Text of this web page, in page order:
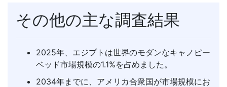
その他の主な調査結果
2025年、エジプトは世界のモダンなキャノピー
ベッド市場規模の1.1%を占めました。
2034年までに、アメリカ合衆国が市場規模にお